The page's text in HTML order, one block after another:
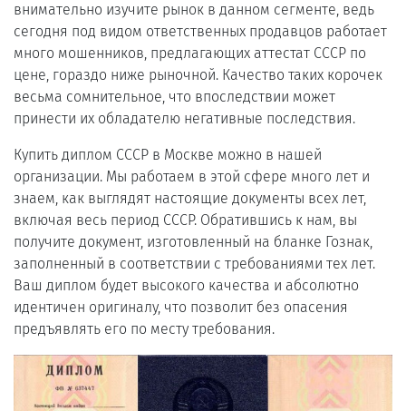
внимательно изучите рынок в данном сегменте, ведь
сегодня под видом ответственных продавцов работает
много мошенников, предлагающих аттестат СССР по
цене, гораздо ниже рыночной. Качество таких корочек
весьма сомнительное, что впоследствии может
принести их обладателю негативные последствия.
Купить диплом СССР в Москве можно в нашей
организации. Мы работаем в этой сфере много лет и
знаем, как выглядят настоящие документы всех лет,
включая весь период СССР. Обратившись к нам, вы
получите документ, изготовленный на бланке Гознак,
заполненный в соответствии с требованиями тех лет.
Ваш диплом будет высокого качества и абсолютно
идентичен оригиналу, что позволит без опасения
предъявлять его по месту требования.